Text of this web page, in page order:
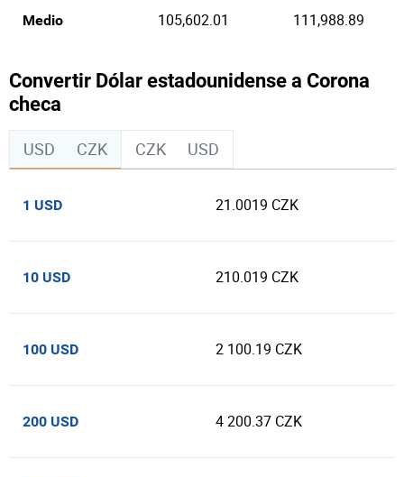
Medio 105,602.01 111,988.89
Convertir Dólar estadounidense a Corona
checa
USD CZK CZK USD
1 USD 21.0019 CZK
10 USD 210.019 CZK
100 USD 2 100.19 CZK
200 USD 4 200.37 CZK